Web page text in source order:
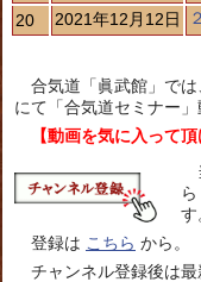
20
2021年12月12日
合気道「眞武館」で
にて「合気道セミナー
【動画を気に入って頂
す
登録は こちら から。
チャンネル登録後は最